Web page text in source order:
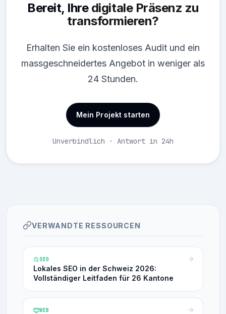
Bereit, Ihre digitale Präsenz zu
transformieren?
Erhalten Sie ein kostenloses Audit und ein
massgeschneidertes Angebot in weniger als
24 Stunden.
Mein Projekt starten
Unverbindlich · Antwort in 24h
VERWANDTE RESSOURCEN
SEO
Lokales SEO in der Schweiz 2026:
Vollständiger Leitfaden für 26 Kantone
WEB